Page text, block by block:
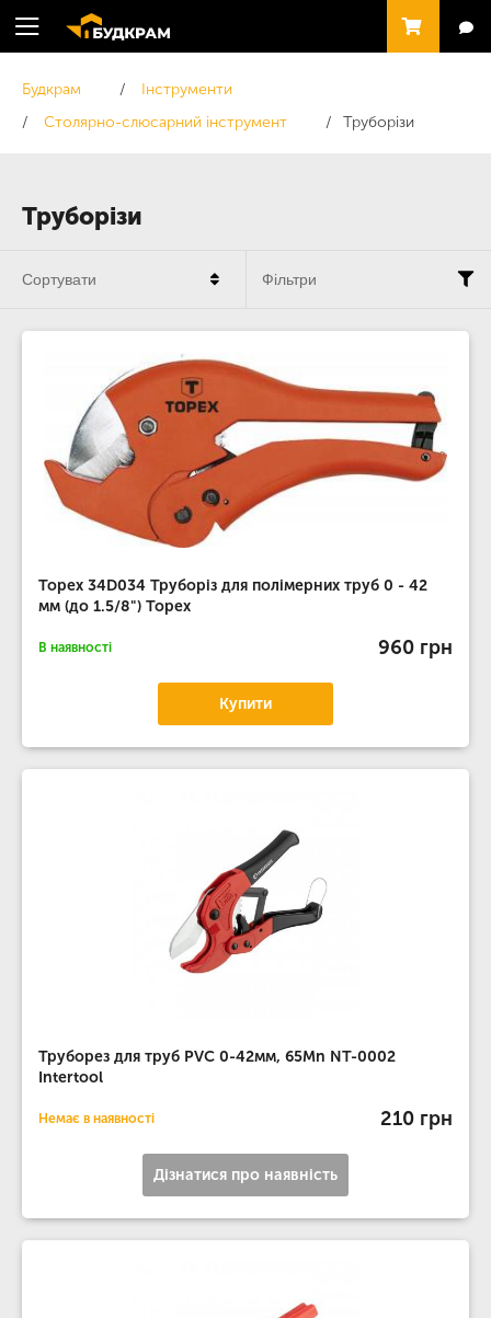
Труборізи
Будкрам
Інструменти
Столярно-слюсарний інструмент
Труборізи
Topex 34D034 Труборiз для полiмерних труб 0 - 42
мм (до 1.5/8") Topex
В наявності 960 грн
Купити
Труборез для труб PVC 0-42мм, 65Mn NT-0002
Intertool
Немає в наявності 210 грн
Дізнатися про наявність
Сортувати Фільтри